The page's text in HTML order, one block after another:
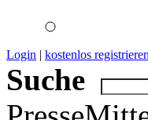
Login | kostenlos registrieren
Suche